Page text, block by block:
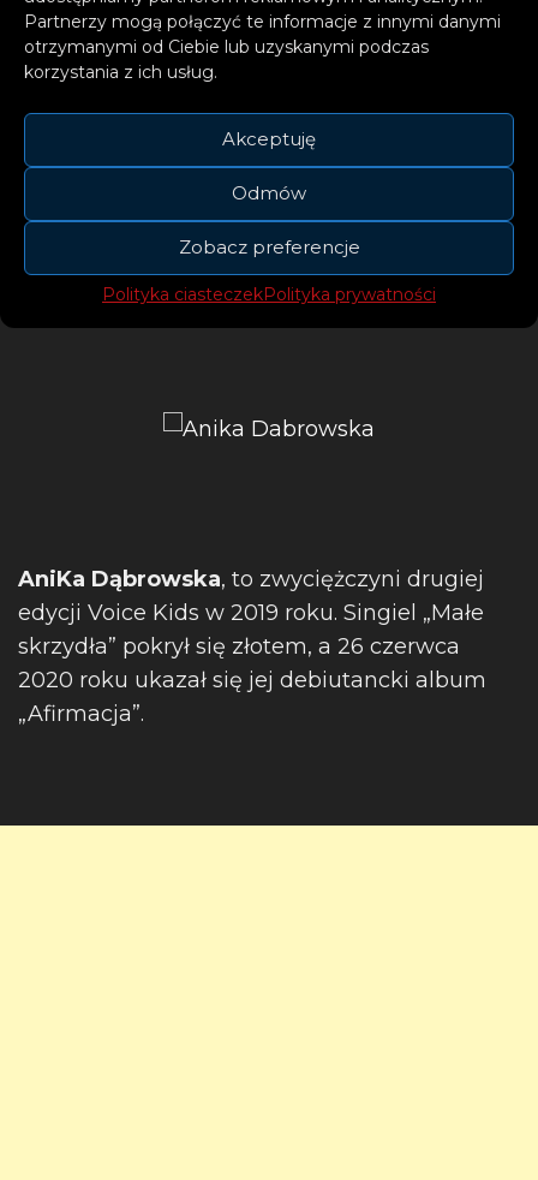
Partnerzy mogą połączyć te informacje z innymi danymi
otrzymanymi od Ciebie lub uzyskanymi podczas
korzystania z ich usług.
Akceptuję
Odmów
Zobacz preferencje
Polityka ciasteczekPolityka prywatności
Singiel zapowiada drugą, autorską tym
razem płytę, ciągle rozwijającej się
muzycznie AniKi.
AniKa Dąbrowska, to zwyciężczyni drugiej
edycji Voice Kids w 2019 roku. Singiel „Małe
skrzydła” pokrył się złotem, a 26 czerwca
2020 roku ukazał się jej debiutancki album
„Afirmacja”.